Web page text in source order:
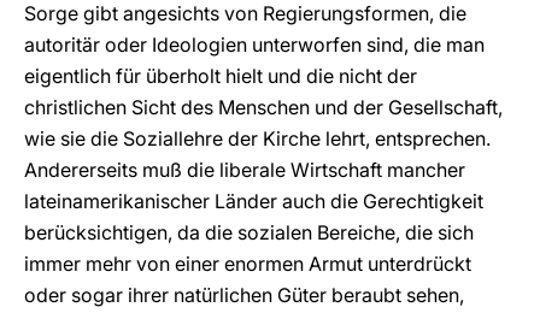
Sorge gibt angesichts von Regierungsformen, die
autoritär oder Ideologien unterworfen sind, die man
eigentlich für überholt hielt und die nicht der
christlichen Sicht des Menschen und der Gesellschaft,
wie sie die Soziallehre der Kirche lehrt, entsprechen.
Andererseits muß die liberale Wirtschaft mancher
lateinamerikanischer Länder auch die Gerechtigkeit
berücksichtigen, da die sozialen Bereiche, die sich
immer mehr von einer enormen Armut unterdrückt
oder sogar ihrer natürlichen Güter beraubt sehen,